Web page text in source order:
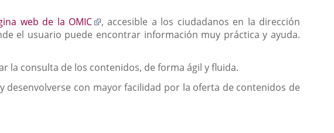
web de la OMIC
Enlace
a
externa.
, accesible a los ciudadanos en la dirección
el usuario puede encontrar información muy práctica y ayuda.
la consulta de los contenidos, de forma ágil y fluida.
desenvolverse con mayor facilidad por la oferta de contenidos de